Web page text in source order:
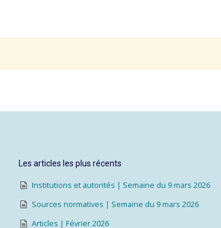
Les articles les plus récents
Institutions et autorités | Semaine du 9 mars 2026
Sources normatives | Semaine du 9 mars 2026
Articles | Février 2026